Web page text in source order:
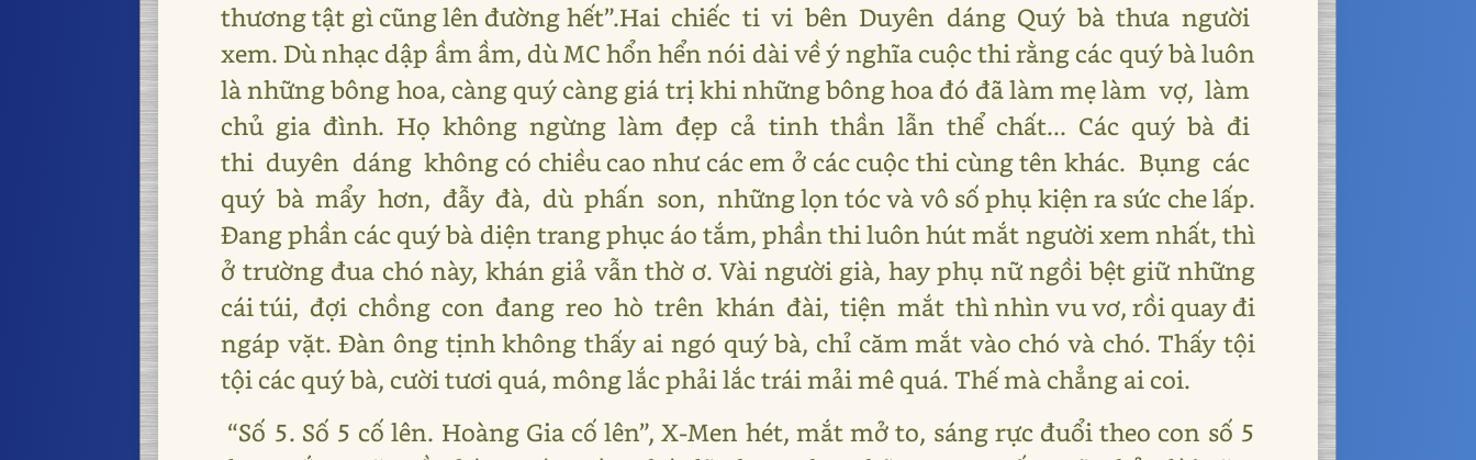
thương tật gì cũng lên đường hết”.Hai chiếc ti vi bên Duyên dáng Quý bà thưa người
xem. Dù nhạc dập ầm ầm, dù MC hổn hển nói dài về ý nghĩa cuộc thi rằng các quý bà luôn
là những bông hoa, càng quý càng giá trị khi những bông hoa đó đã làm mẹ làm vợ, làm
chủ gia đình. Họ không ngừng làm đẹp cả tinh thần lẫn thể chất... Các quý bà đi
thi duyên dáng không có chiều cao như các em ở các cuộc thi cùng tên khác. Bụng các
quý bà mẩy hơn, đẫy đà, dù phấn son, những lọn tóc và vô số phụ kiện ra sức che lấp.
Đang phần các quý bà diện trang phục áo tắm, phần thi luôn hút mắt người xem nhất, thì
ở trường đua chó này, khán giả vẫn thờ ơ. Vài người già, hay phụ nữ ngồi bệt giữ những
cái túi, đợi chồng con đang reo hò trên khán đài, tiện mắt thì nhìn vu vơ, rồi quay đi
ngáp vặt. Đàn ông tịnh không thấy ai ngó quý bà, chỉ căm mắt vào chó và chó. Thấy tội
tội các quý bà, cười tươi quá, mông lắc phải lắc trái mải mê quá. Thế mà chẳng ai coi.
“Số 5. Số 5 cố lên. Hoàng Gia cố lên”, X-Men hét, mắt mở to, sáng rực đuổi theo con số 5